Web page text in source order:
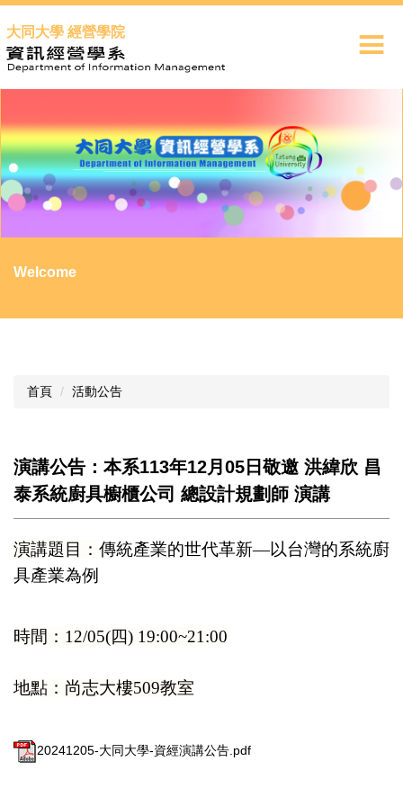
到
主
要
內
區
大同大學 經營學院
Welcome
首頁 活動公告
演講公告：本系113年12月05日敬邀 洪緯欣 昌
泰系統廚具櫥櫃公司 總設計規劃師 演講
演講題目： 傳統產業的世代革新—以台灣的系統廚
具產業為例
時間： 12/05(四) 19:00~21:00
地點：尚志大樓509教室
20241205-大同大學-資經演講公告.pdf